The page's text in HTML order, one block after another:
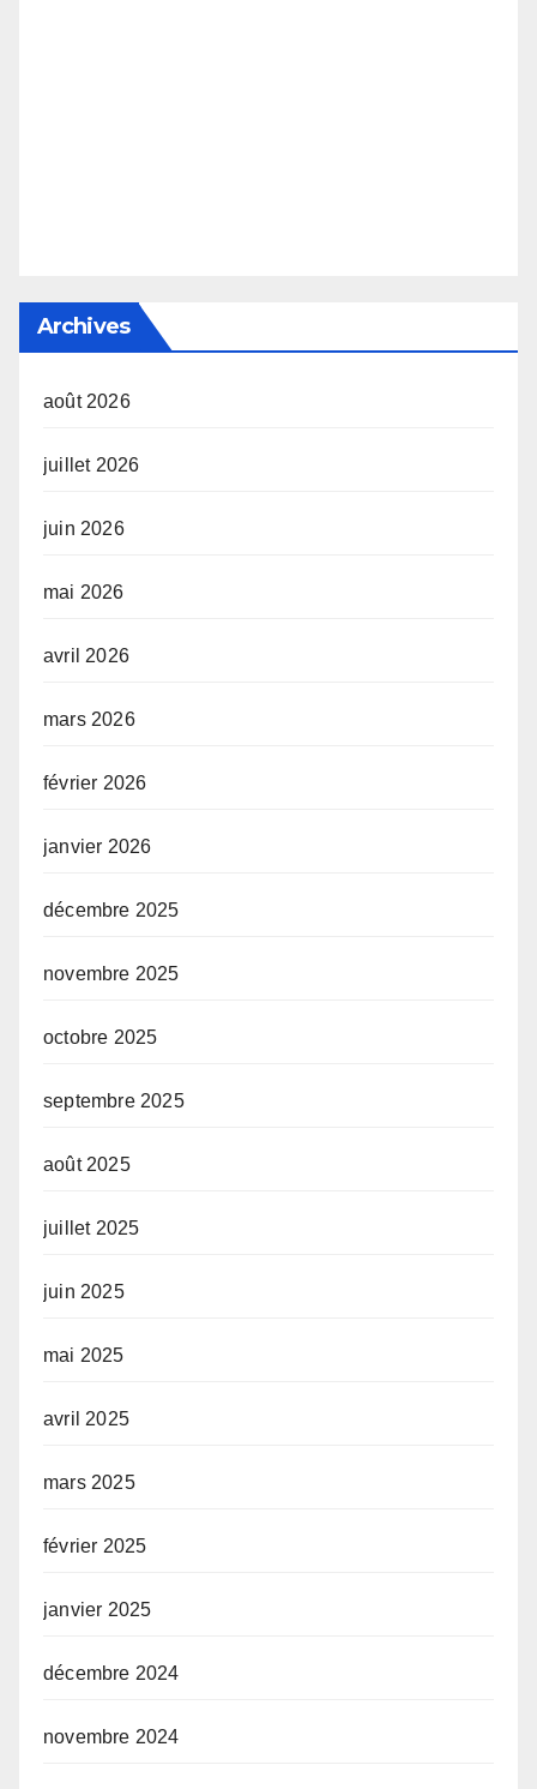
Archives
août 2026
juillet 2026
juin 2026
mai 2026
avril 2026
mars 2026
février 2026
janvier 2026
décembre 2025
novembre 2025
octobre 2025
septembre 2025
août 2025
juillet 2025
juin 2025
mai 2025
avril 2025
mars 2025
février 2025
janvier 2025
décembre 2024
novembre 2024